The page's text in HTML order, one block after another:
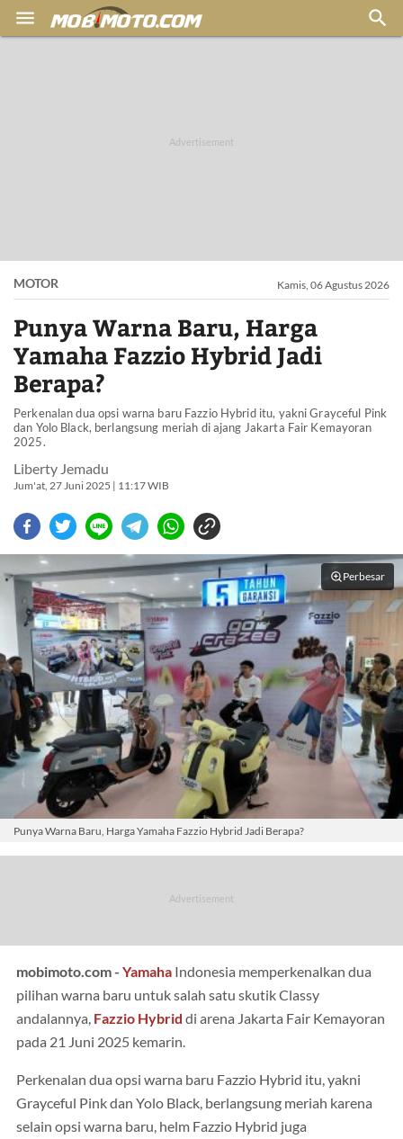
 
MOTOR Kamis, 06 Agustus 2026
Punya Warna Baru, Harga
Yamaha Fazzio Hybrid Jadi
Berapa?
Perkenalan dua opsi warna baru Fazzio Hybrid itu, yakni Grayceful Pink
dan Yolo Black, berlangsung meriah di ajang Jakarta Fair Kemayoran
2025.
Liberty Jemadu
Jum'at, 27 Juni 2025 | 11:17 WIB
Perbesar
Punya Warna Baru, Harga Yamaha Fazzio Hybrid Jadi Berapa?
mobimoto.com - Yamaha Indonesia memperkenalkan dua
pilihan warna baru untuk salah satu skutik Classy
andalannya, Fazzio Hybrid di arena Jakarta Fair Kemayoran
pada 21 Juni 2025 kemarin.
Perkenalan dua opsi warna baru Fazzio Hybrid itu, yakni
Grayceful Pink dan Yolo Black, berlangsung meriah karena
selain opsi warna baru, helm Fazzio Hybrid juga